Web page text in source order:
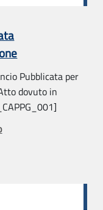
Pubblicata per
dovuto in